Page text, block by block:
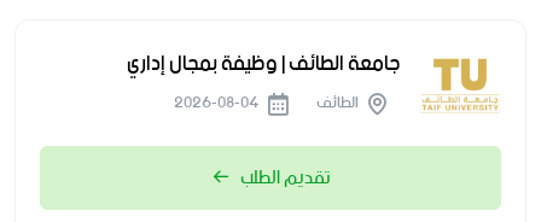
جامعة الطائف | وظيفة بمجال إداري
الطائف
تقديم الطلب